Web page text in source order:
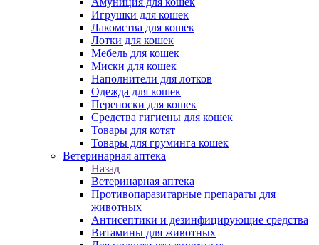
Игрушки для кошек
Лакомства для кошек
Лотки для кошек
Мебель для кошек
Миски для кошек
Наполнители для лотков
Одежда для кошек
Переноски для кошек
Средства гигиены для кошек
Товары для котят
Товары для груминга кошек
Ветеринарная аптека
Назад
Ветеринарная аптека
Противопаразитарные препараты для
животных
Антисептики и дезинфицирующие средства
Витамины для животных